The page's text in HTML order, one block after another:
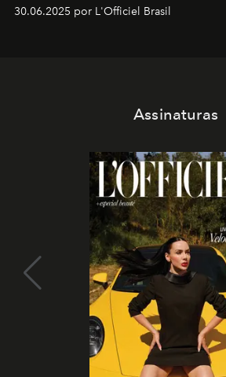
30.06.2025 por L'Officiel Brasil
Assinaturas